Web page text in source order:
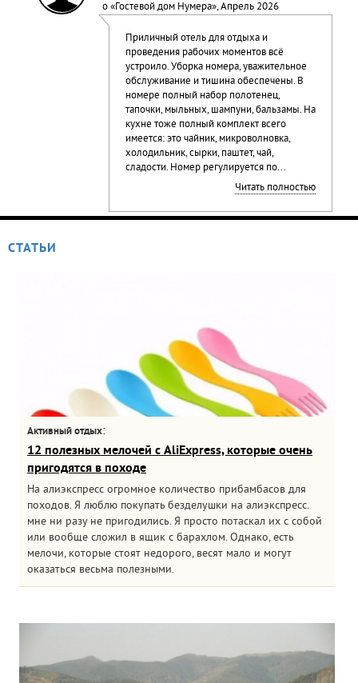
о «Гостевой дом Нумера», Апрель 2026
Приличный отель для отдыха и
проведения рабочих моментов всё
устроило. Уборка номера, уважительное
обслуживание и тишина обеспечены. В
номере полный набор полотенец,
тапочки, мыльных, шампуни, бальзамы. На
кухне тоже полный комплект всего
имеется: это чайник, микроволновка,
холодильник, сырки, паштет, чай,
сладости. Номер регулируется по...
Читать полностью
СТАТЬИ
Активный отдых:
12 полезных мелочей с AliExpress, которые очень
пригодятся в походе
На алиэкспресс огромное количество прибамбасов для
походов. Я люблю покупать безделушки на алиэкспресс.
мне ни разу не пригодились. Я просто потаскал их с собой
или вообще сложил в ящик с барахлом. Однако, есть
мелочи, которые стоят недорого, весят мало и могут
оказаться весьма полезными.